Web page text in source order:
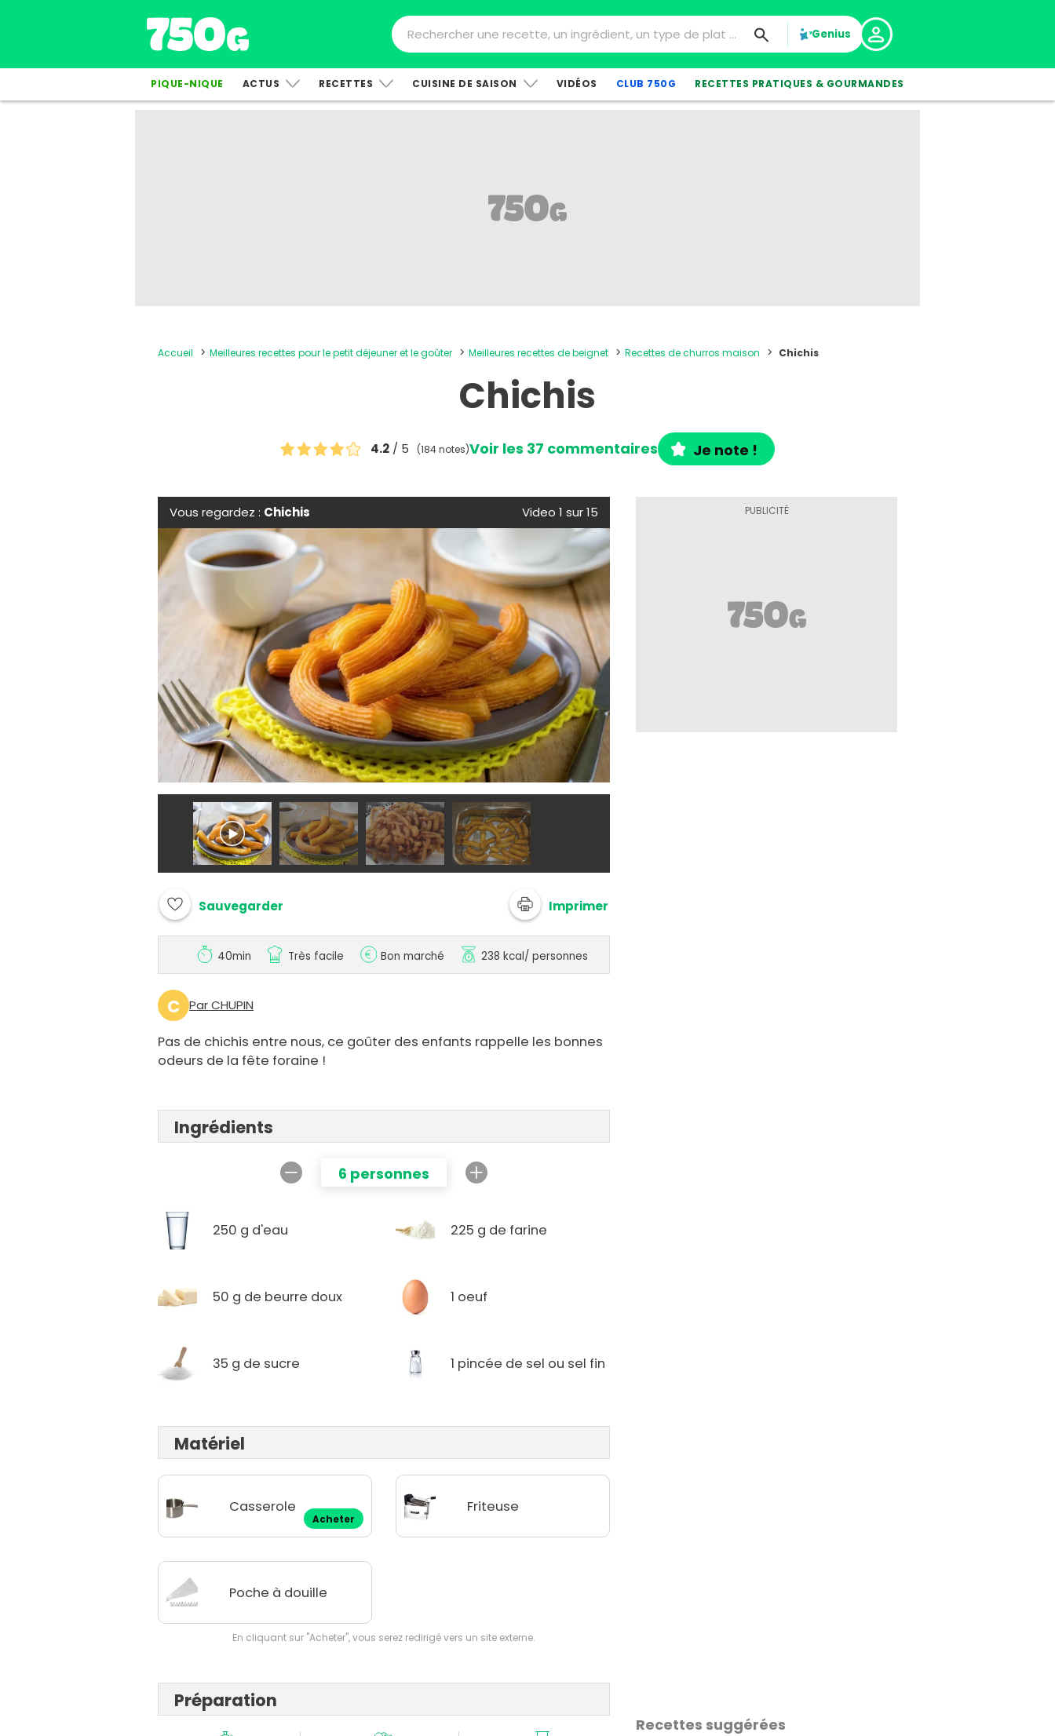
Genius
PIQUE-NIQUE ACTUS RECETTES CUISINE DE SAISON VIDÉOS CLUB 750G RECETTES PRATIQUES & GOURMANDES
Accueil Meilleures recettes pour le petit déjeuner et le goûter Meilleures recettes de beignet Recettes de churros maison Chichis
Chichis
4.2 / 5 (184 notes)Voir les 37 commentaires Je note !
Vous regardez : Chichis Video 1 sur 15
Sauvegarder Imprimer
40min Très facile Bon marché 238 kcal/ personnes
C Par CHUPIN
Pas de chichis entre nous, ce goûter des enfants rappelle les bonnes
odeurs de la fête foraine !
Ingrédients
6 personnes
250 g d'eau 225 g de farine
50 g de beurre doux 1 oeuf
35 g de sucre 1 pincée de sel ou sel fin
Matériel
Casserole
Acheter
Friteuse
Poche à douille
En cliquant sur "Acheter", vous serez redirigé vers un site externe.
Préparation
Recettes suggérées